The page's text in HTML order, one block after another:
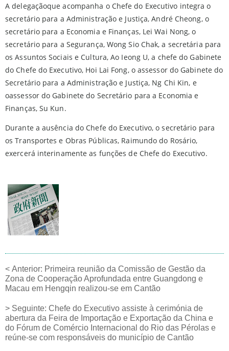
A delegaçãoque acompanha o Chefe do Executivo integra o
secretário para a Administração e Justiça, André Cheong, o
secretário para a Economia e Finanças, Lei Wai Nong, o
secretário para a Segurança, Wong Sio Chak, a secretária para
os Assuntos Sociais e Cultura, Ao Ieong U, a chefe do Gabinete
do Chefe do Executivo, Hoi Lai Fong, o assessor do Gabinete do
Secretário para a Administração e Justiça, Ng Chi Kin, e
oassessor do Gabinete do Secretário para a Economia e
Finanças, Su Kun.
Durante a ausência do Chefe do Executivo, o secretário para
os Transportes e Obras Públicas, Raimundo do Rosário,
exercerá interinamente as funções de Chefe do Executivo.
< Anterior: Primeira reunião da Comissão de Gestão da
Zona de Cooperação Aprofundada entre Guangdong e
Macau em Hengqin realizou-se em Cantão
> Seguinte: Chefe do Executivo assiste à cerimónia de
abertura da Feira de Importação e Exportação da China e
do Fórum de Comércio Internacional do Rio das Pérolas e
reúne-se com responsáveis do município de Cantão